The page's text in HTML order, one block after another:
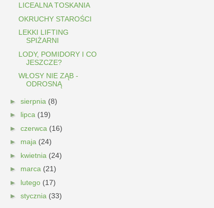
LICEALNA TOSKANIA
OKRUCHY STAROŚCI
LEKKI LIFTING
SPIŻARNI
LODY, POMIDORY I CO
JESZCZE?
WŁOSY NIE ZĄB -
ODROSNĄ
► sierpnia (8)
► lipca (19)
► czerwca (16)
► maja (24)
► kwietnia (24)
► marca (21)
► lutego (17)
► stycznia (33)